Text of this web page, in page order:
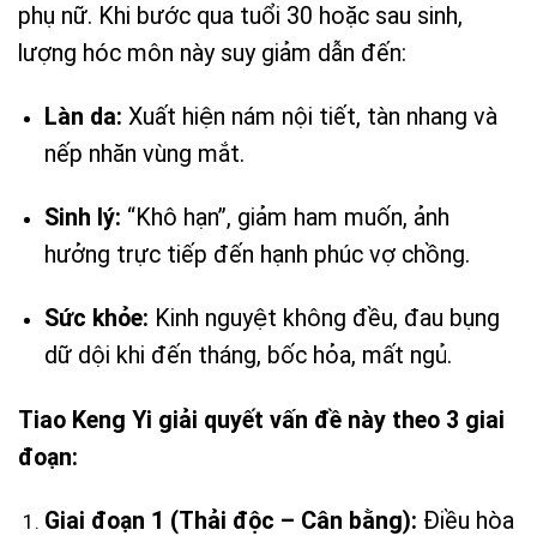
phụ nữ. Khi bước qua tuổi 30 hoặc sau sinh,
lượng hóc môn này suy giảm dẫn đến:
Làn da: Xuất hiện nám nội tiết, tàn nhang và
nếp nhăn vùng mắt.
Sinh lý: “Khô hạn”, giảm ham muốn, ảnh
hưởng trực tiếp đến hạnh phúc vợ chồng.
Sức khỏe: Kinh nguyệt không đều, đau bụng
dữ dội khi đến tháng, bốc hỏa, mất ngủ.
Tiao Keng Yi giải quyết vấn đề này theo 3 giai
đoạn:
Giai đoạn 1 (Thải độc – Cân bằng): Điều hòa